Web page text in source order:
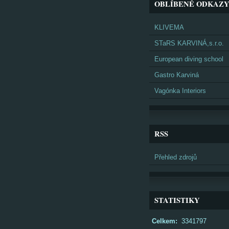
OBLÍBENÉ ODKAZY
KLIVEMA
STaRS KARVINÁ,s.r.o.
European diving school
Gastro Karviná
Vagónka Interiors
RSS
Přehled zdrojů
STATISTIKY
Celkem: 3341797